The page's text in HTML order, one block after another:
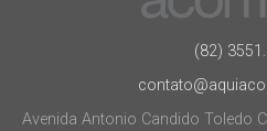
(82)
Avenida Antonio Candido Toledo